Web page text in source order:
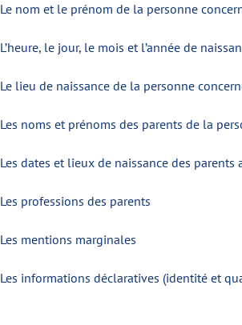
Le nom et le prénom de la personne
L’heure, le jour, le mois et l’année de
Le lieu de naissance de la personne
Les noms et prénoms des parents de la
Les dates et lieux de naissance des
Les professions des parents
Les mentions marginales
Les informations déclaratives (identité et